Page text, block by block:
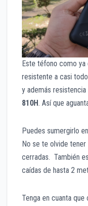
Este téfono como ya
resistente a casi
y además
810H. Así que
Puedes sumergirlo
No se te olvide
cerradas. También
caídas de hasta 2
Tenga en cuanta